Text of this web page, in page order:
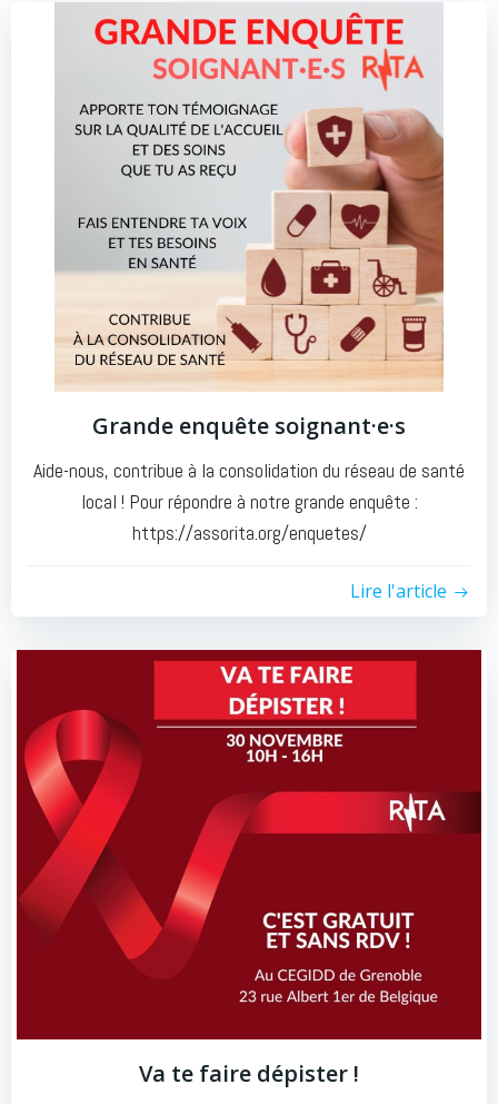
Grande enquête soignant·e·s
Aide-nous, contribue à la consolidation du réseau de santé
local ! Pour répondre à notre grande enquête :
https://assorita.org/enquetes/
Lire l'article
Va te faire dépister !